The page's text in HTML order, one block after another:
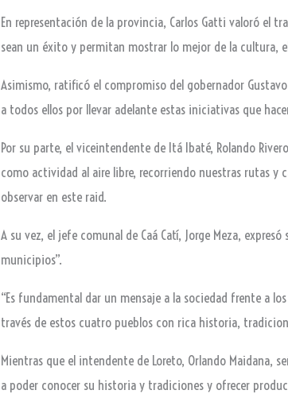
En representación de la provincia, Carlos Gatti valoró el
sean un éxito y permitan mostrar lo mejor de la cultura,
Asimismo, ratificó el compromiso del gobernador
a todos ellos por llevar adelante estas iniciativas que
Por su parte, el viceintendente de Itá Ibaté, Rolando
como actividad al aire libre, recorriendo nuestras rutas y
observar en este raid.
A su vez, el jefe comunal de Caá Catí, Jorge Meza,
municipios”.
“Es fundamental dar un mensaje a la sociedad frente a
través de estos cuatro pueblos con rica historia,
Mientras que el intendente de Loreto, Orlando Maidana,
a poder conocer su historia y tradiciones y ofrecer